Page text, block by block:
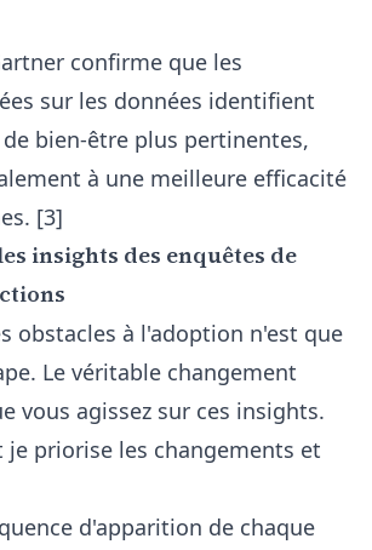
confirme que les
sur les données identifient
bien-être plus pertinentes,
à une meilleure efficacité
[3]
insights des enquêtes de
obstacles à l'adoption n'est que
Le véritable changement
vous agissez sur ces insights.
je priorise les changements et
d'apparition de chaque